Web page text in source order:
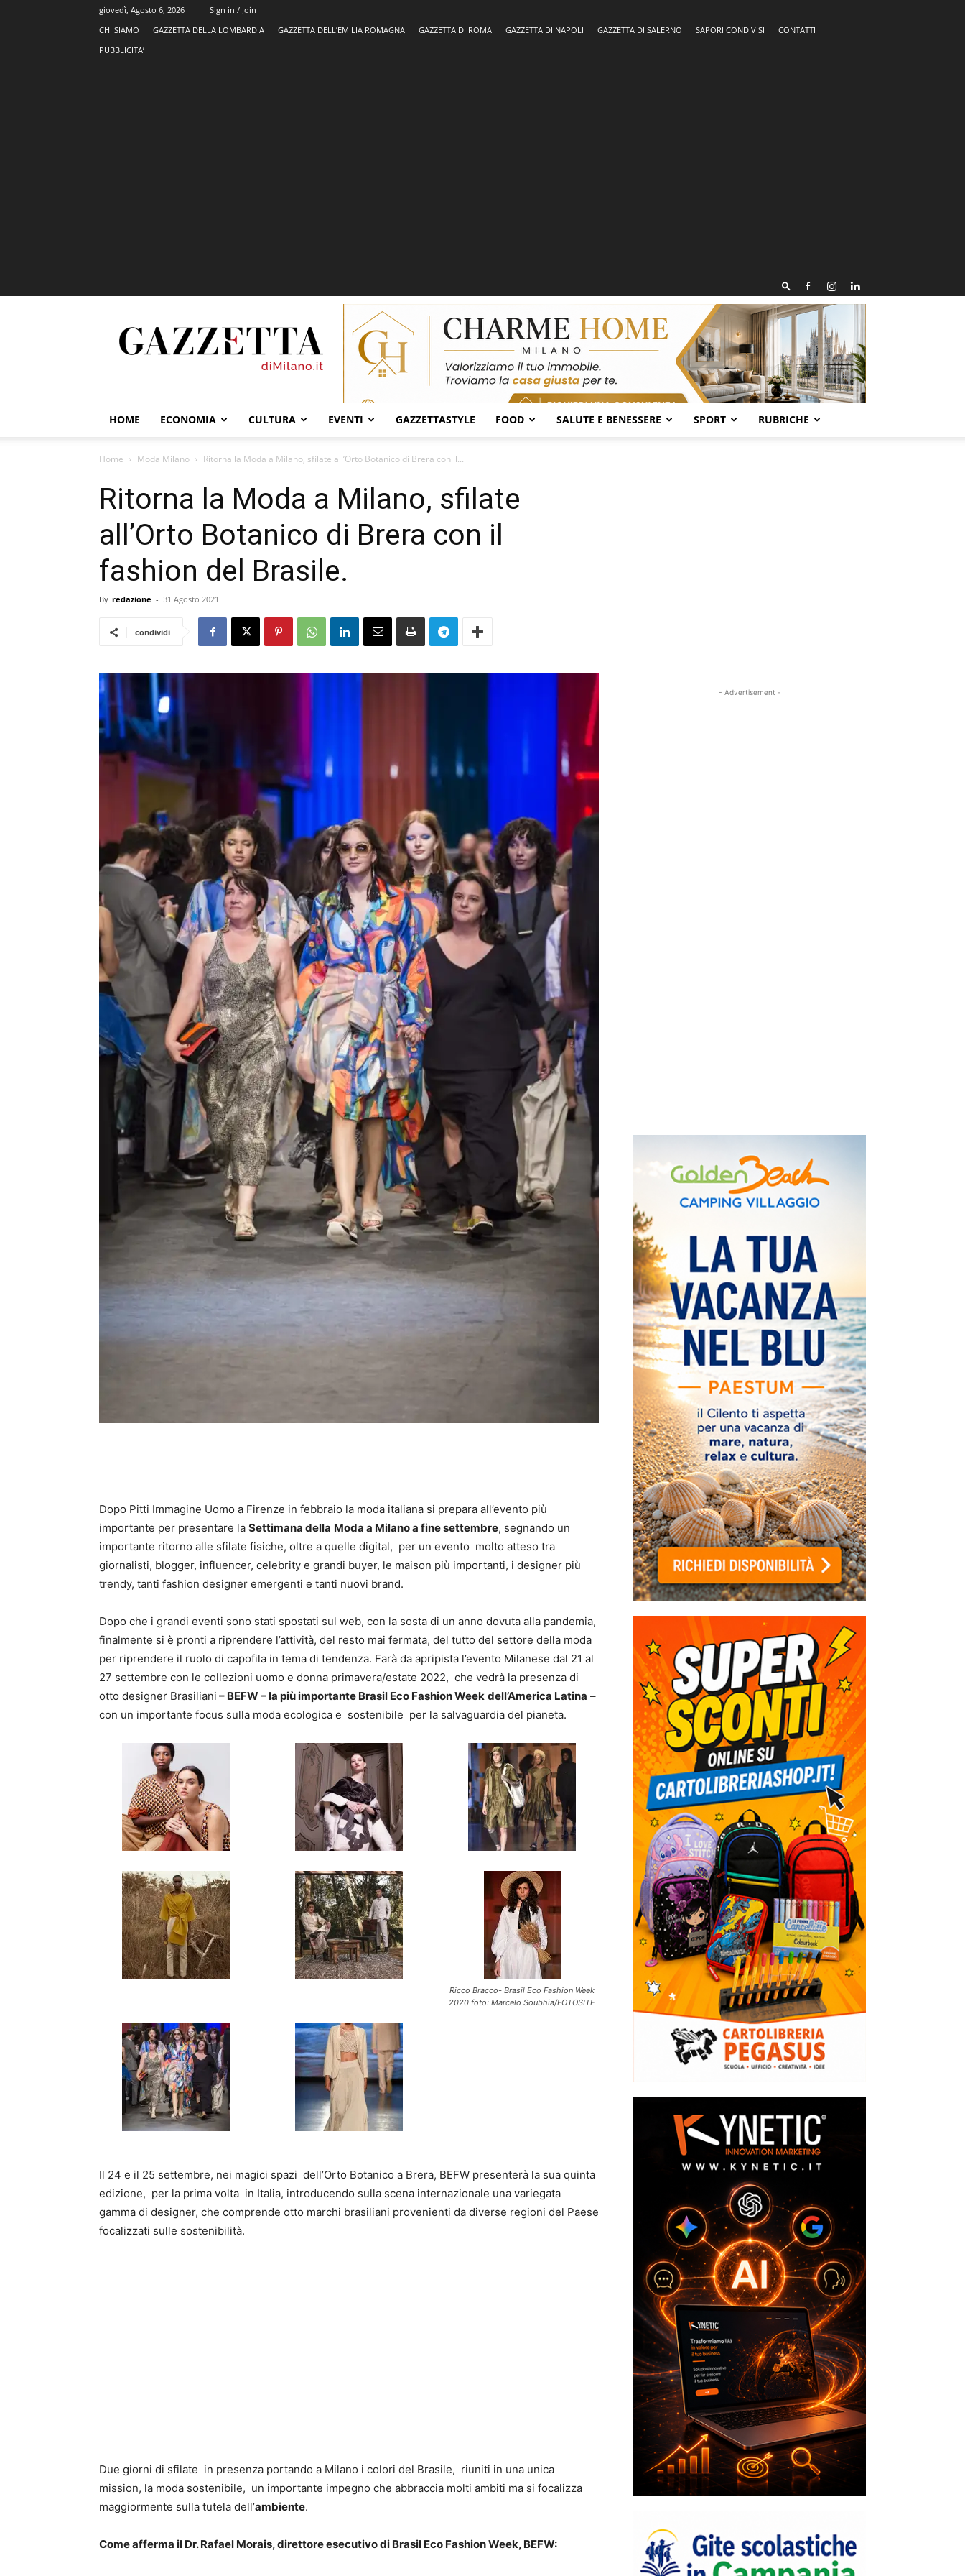
giovedì, Agosto 6, 2026
Sign in / Join
CHI SIAMO
GAZZETTA DELLA LOMBARDIA GAZZETTA DELL’EMILIA ROMAGNA GAZZETTA DI ROMA GAZZETTA DI NAPOLI GAZZETTA DI SALERNO SAPORI CONDIVISI
CONTATTI
PUBBLICITA’
HOME ECONOMIA CULTURA EVENTI GAZZETTASTYLE FOOD SALUTE E BENESSERE SPORT RUBRICHE
Home Moda Milano Ritorna la Moda a Milano, sfilate all’Orto Botanico di Brera con il...
Ritorna la Moda a Milano, sfilate
all’Orto Botanico di Brera con il
fashion del Brasile.
By redazione - 31 Agosto 2021
condividi
Dopo Pitti Immagine Uomo a Firenze in febbraio la moda italiana si prepara all’evento più
importante per presentare la Settimana della Moda a Milano a fine settembre, segnando un
importante ritorno alle sfilate fisiche, oltre a quelle digital, per un evento molto atteso tra
giornalisti, blogger, influencer, celebrity e grandi buyer, le maison più importanti, i designer più
trendy, tanti fashion designer emergenti e tanti nuovi brand.
Dopo che i grandi eventi sono stati spostati sul web, con la sosta di un anno dovuta alla pandemia,
finalmente si è pronti a riprendere l’attività, del resto mai fermata, del tutto del settore della moda
per riprendere il ruolo di capofila in tema di tendenza. Farà da apripista l’evento Milanese dal 21 al
27 settembre con le collezioni uomo e donna primavera/estate 2022, che vedrà la presenza di
otto designer Brasiliani – BEFW – la più importante Brasil Eco Fashion Week dell’America Latina –
con un importante focus sulla moda ecologica e sostenibile per la salvaguardia del pianeta.
Ricco Bracco- Brasil Eco Fashion Week
2020 foto: Marcelo Soubhia/FOTOSITE
Il 24 e il 25 settembre, nei magici spazi dell’Orto Botanico a Brera, BEFW presenterà la sua quinta
edizione, per la prima volta in Italia, introducendo sulla scena internazionale una variegata
gamma di designer, che comprende otto marchi brasiliani provenienti da diverse regioni del Paese
focalizzati sulle sostenibilità.
Due giorni di sfilate in presenza portando a Milano i colori del Brasile, riuniti in una unica
mission, la moda sostenibile, un importante impegno che abbraccia molti ambiti ma si focalizza
maggiormente sulla tutela dell’ambiente.
Come afferma il Dr. Rafael Morais, direttore esecutivo di Brasil Eco Fashion Week, BEFW:
- Advertisement -